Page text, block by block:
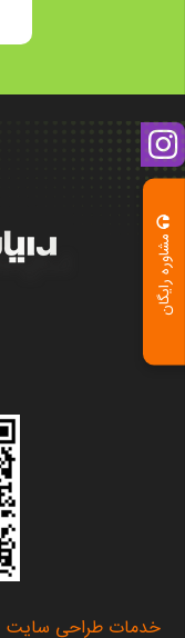
مشاوره رایگان
خدمات طراحی سایت